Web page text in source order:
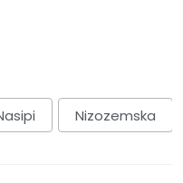
Nizozemska